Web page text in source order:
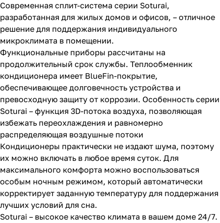
Современная сплит-система серии Soturai,
разработанная для жилых домов и офисов, – отличное
решение для поддержания индивидуального
микроклимата в помещении.
Функциональные приборы рассчитаны на
продолжительный срок службы. Теплообменник
кондиционера имеет BlueFin-покрытие,
обеспечивающее долговечность устройства и
превосходную защиту от коррозии. Особенность серии
Soturai – функция 3D-потока воздуха, позволяющая
избежать переохлаждения и равномерно
распределяющая воздушные потоки
Кондиционеры практически не издают шума, поэтому
их можно включать в любое время суток. Для
максимального комфорта можно воспользоваться
особым ночным режимом, который автоматически
корректирует заданную температуру для поддержания
лучших условий для сна.
Soturai – высокое качество климата в вашем доме 24/7.